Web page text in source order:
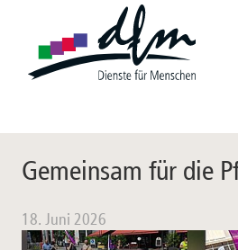
Gemeinsam für die
18. Juni 2026